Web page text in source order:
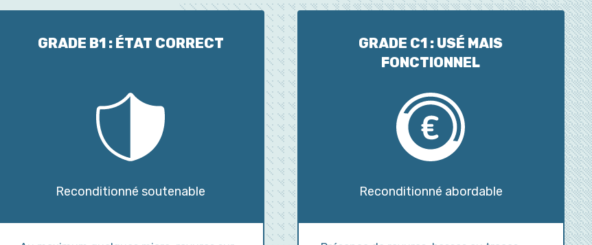
GRADE B1 : ÉTAT CORRECT
Reconditionné soutenable
GRADE C1 : USÉ MAIS
FONCTIONNEL
Reconditionné abordable